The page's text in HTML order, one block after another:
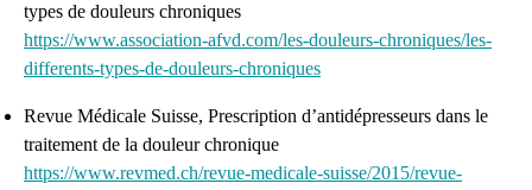
types de douleurs chroniques
https://www.association-afvd.com/les-douleurs-chroniques/les-
differents-types-de-douleurs-chroniques
Revue Médicale Suisse, Prescription d’antidépresseurs dans le
traitement de la douleur chronique
https://www.revmed.ch/revue-medicale-suisse/2015/revue-